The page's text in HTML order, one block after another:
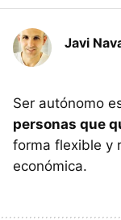
Javi
Ser autónomo
personas que
forma flexible y
económica.